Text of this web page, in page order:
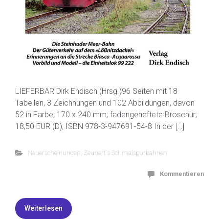
LIEFERBAR Dirk Endisch (Hrsg.)96 Seiten mit 18
Tabellen, 3 Zeichnungen und 102 Abbildungen, davon
52 in Farbe; 170 x 240 mm; fadengeheftete Broschur;
18,50 EUR (D); ISBN 978-3-947691-54-8 In der […]
Neuerscheinungen Zeunert's Schmalspurbahnen
Kommentieren
Weiterlesen